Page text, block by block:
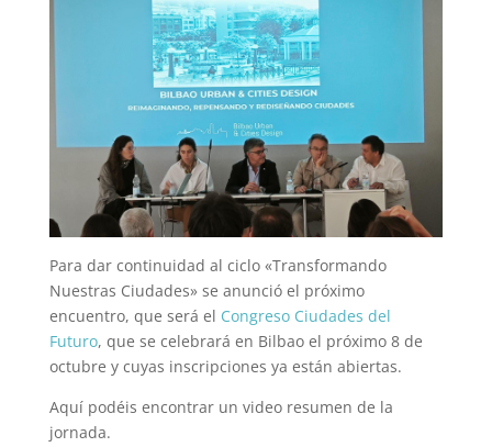
Para dar continuidad al ciclo «Transformando
Nuestras Ciudades» se anunció el próximo
encuentro, que será el Congreso Ciudades del
Futuro, que se celebrará en Bilbao el próximo 8 de
octubre y cuyas inscripciones ya están abiertas.
Aquí podéis encontrar un video resumen de la
jornada.